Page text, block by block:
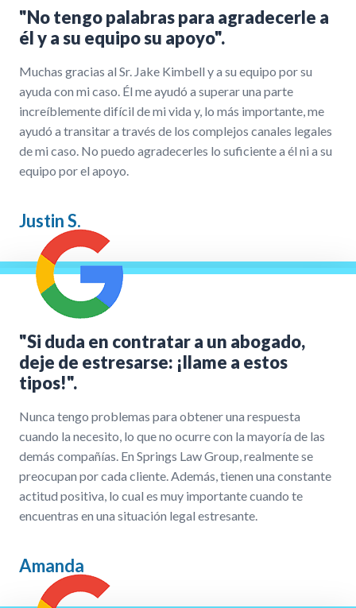
"No tengo palabras para agradecerle a
él y a su equipo su apoyo".
Muchas gracias al Sr. Jake Kimbell y a su equipo por su
ayuda con mi caso. Él me ayudó a superar una parte
increíblemente difícil de mi vida y, lo más importante, me
ayudó a transitar a través de los complejos canales legales
de mi caso. No puedo agradecerles lo suficiente a él ni a su
equipo por el apoyo.
Justin S.
"Si duda en contratar a un abogado,
deje de estresarse: ¡llame a estos
tipos!".
Nunca tengo problemas para obtener una respuesta
cuando la necesito, lo que no ocurre con la mayoría de las
demás compañías. En Springs Law Group, realmente se
preocupan por cada cliente. Además, tienen una constante
actitud positiva, lo cual es muy importante cuando te
encuentras en una situación legal estresante.
Amanda